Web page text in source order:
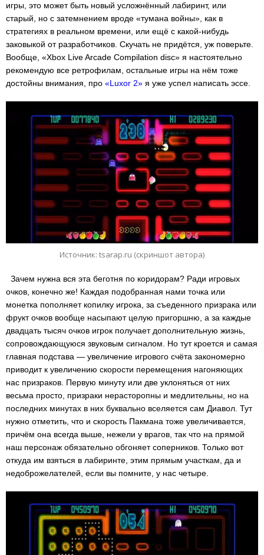
игры, это может быть новый усложнённый лабиринт, или
старый, но с затемнением вроде «тумана войны», как в
стратегиях в реальном времени, или ещё с какой-нибудь
заковыкой от разработчиков. Скучать не придётся, уж поверьте.
Вообще, «Xbox Live Arcade Compilation disc» я настоятельно
рекомендую все ретрофилам, остальные игры на нём тоже
достойны внимания, про «Luxor 2» я уже успел написать эссе.
Источник: tsarap.ru (скриншот автора)
Зачем нужна вся эта беготня по коридорам? Ради игровых
очков, конечно же! Каждая подобранная нами точка или
монетка пополняет копилку игрока, за съеденного призрака или
фрукт очков вообще насыпают целую пригоршню, а за каждые
двадцать тысяч очков игрок получает дополнительную жизнь,
сопровождающуюся звуковым сигналом. Но тут кроется и самая
главная подстава — увеличение игрового счёта закономерно
приводит к увеличению скорости перемещения нагоняющих
нас призраков. Первую минуту или две уклоняться от них
весьма просто, призраки нерасторопны и медлительны, но на
последних минутах в них буквально вселяется сам Диавол. Тут
нужно отметить, что и скорость Пакмана тоже увеличивается,
причём она всегда выше, нежели у врагов, так что на прямой
наш персонаж обязательно обгоняет соперников. Только вот
откуда им взяться в лабиринте, этим прямым участкам, да и
недоброжелателей, если вы помните, у нас четыре.